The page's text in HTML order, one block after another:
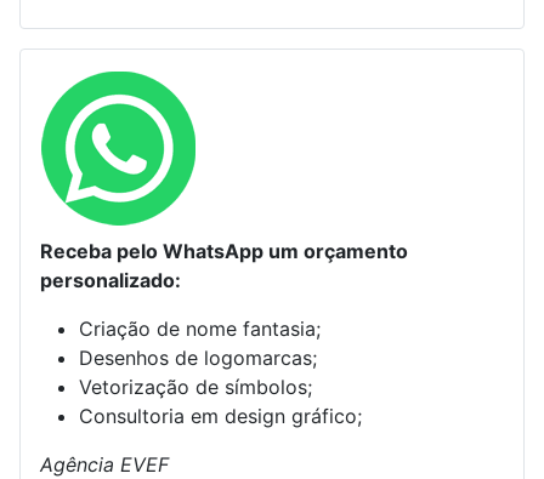
Receba pelo WhatsApp um orçamento
personalizado:
Criação de nome fantasia;
Desenhos de logomarcas;
Vetorização de símbolos;
Consultoria em design gráfico;
Agência EVEF